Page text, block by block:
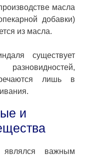
масла
добавки)
из масла.
существует
лишь в
и
важным